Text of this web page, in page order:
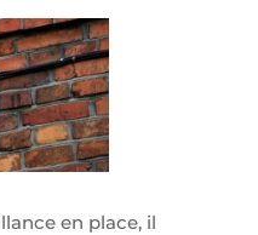
en place, il